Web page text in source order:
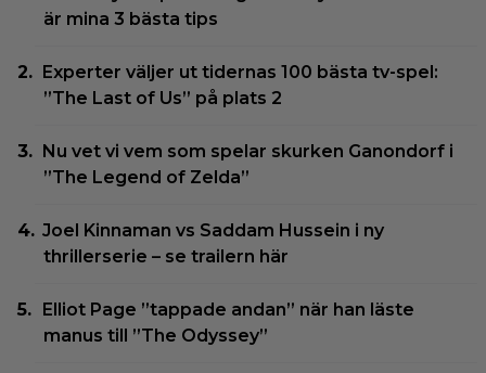
är mina 3 bästa tips
Experter väljer ut tidernas 100 bästa tv-spel:
”The Last of Us” på plats 2
Nu vet vi vem som spelar skurken Ganondorf i
”The Legend of Zelda”
Joel Kinnaman vs Saddam Hussein i ny
thrillerserie – se trailern här
Elliot Page ”tappade andan” när han läste
manus till ”The Odyssey”